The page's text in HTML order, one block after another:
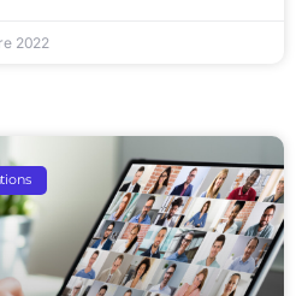
2022